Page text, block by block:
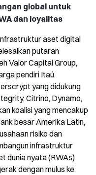
global untuk
dan loyalitas
aset digital
putaran
Valor Capital Group,
pendiri Itaú
yang didukung
Citrino, Dynamo,
koalisi yang mencakup
besar Amerika Latin,
risiko dan
infrastruktur
dunia nyata (RWAs)
dengan mulus ke